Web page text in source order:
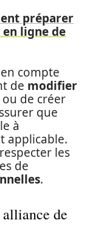
préparer
ligne de
compte
de modifier
ou de créer
que
à
applicable.
les
de
.
de